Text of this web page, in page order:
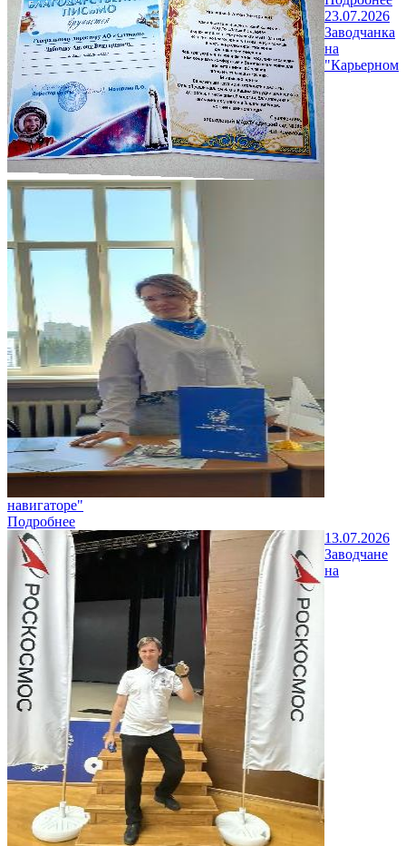
23.07.2026
Заводчанка
на
"Карьерном
навигаторе"
Подробнее
13.07.2026
Заводчане
на